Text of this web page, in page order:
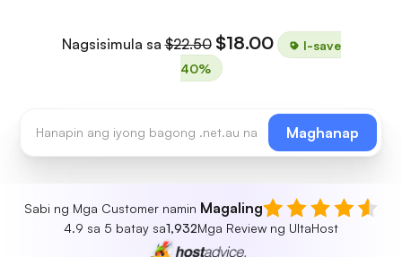
Nagsisimula sa$22.50 $18.00
I-save
40%
Maghanap
Sabi ng Mga Customer namin Magaling
4.9 sa 5 batay sa1,932Mga Review ng UltaHost